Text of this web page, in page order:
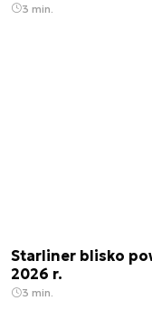
3 min.
Starliner blisko
2026 r.
3 min.